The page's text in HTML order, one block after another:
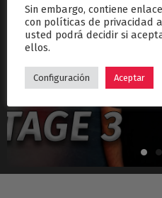
Hyundai i30N
Sin embargo, contiene
con políticas de privacidad
usted podrá decidir si
ellos.
Configuración Aceptar